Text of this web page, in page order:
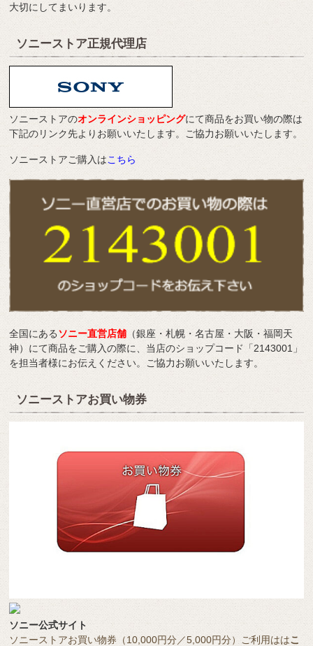
大切にしてまいります。
ソニーストア正規代理店
ソニーストアのオンラインショッピングにて商品をお買い物の際は
下記のリンク先よりお願いいたします。ご協力お願いいたします。
ソニーストアご購入はこちら
全国にあるソニー直営店舗 （銀座・札幌・名古屋・大阪・福岡天
神）にて商品をご購入の際に、当店のショップコード「2143001」
を担当者様にお伝えください。ご協力お願いいたします。
ソニーストアお買い物券
ソニー公式サイト
ソニーストアお買い物券（10,000円分／5,000円分）ご利用ははこ